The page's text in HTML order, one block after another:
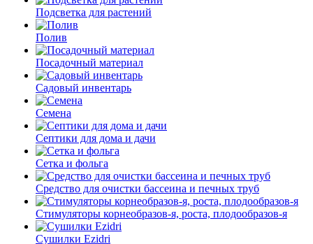
Подсветка для растений
Полив
Посадочный материал
Садовый инвентарь
Семена
Септики для дома и дачи
Сетка и фольга
Средство для очистки бассеина и печных труб
Стимуляторы корнеобразов-я, роста, плодообразов-я
Сушилки Ezidri